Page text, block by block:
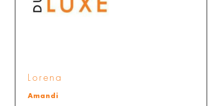
Lorena
Amandi